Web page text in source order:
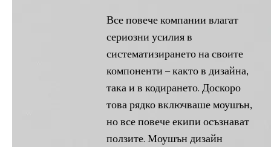
Все повече компании влагат
сериозни усилия в
систематизирането на своите
компоненти – както в дизайна,
така и в кодирането. Доскоро
това рядко включваше моушън,
но все повече екипи осъзнават
ползите. Моушън дизайн